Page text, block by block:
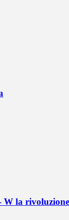
W la rivoluzione